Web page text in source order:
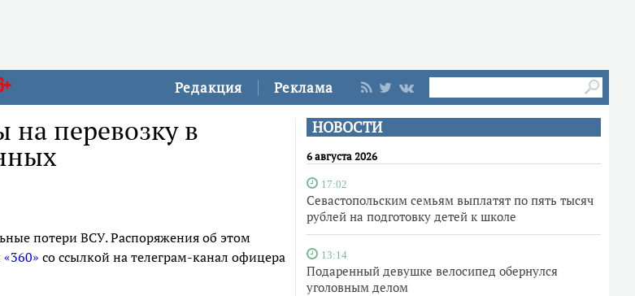
Редакция Реклама
НОВОСТИ
6 августа 2026
17:02
Севастопольским семьям выплатят по пять тысяч
рублей на подготовку детей к школе
13:14
Подаренный девушке велосипед обернулся
уголовным делом
на перевозку в
потери ВСУ. Распоряжения об этом
«360» со ссылкой на телеграм-канал офицера